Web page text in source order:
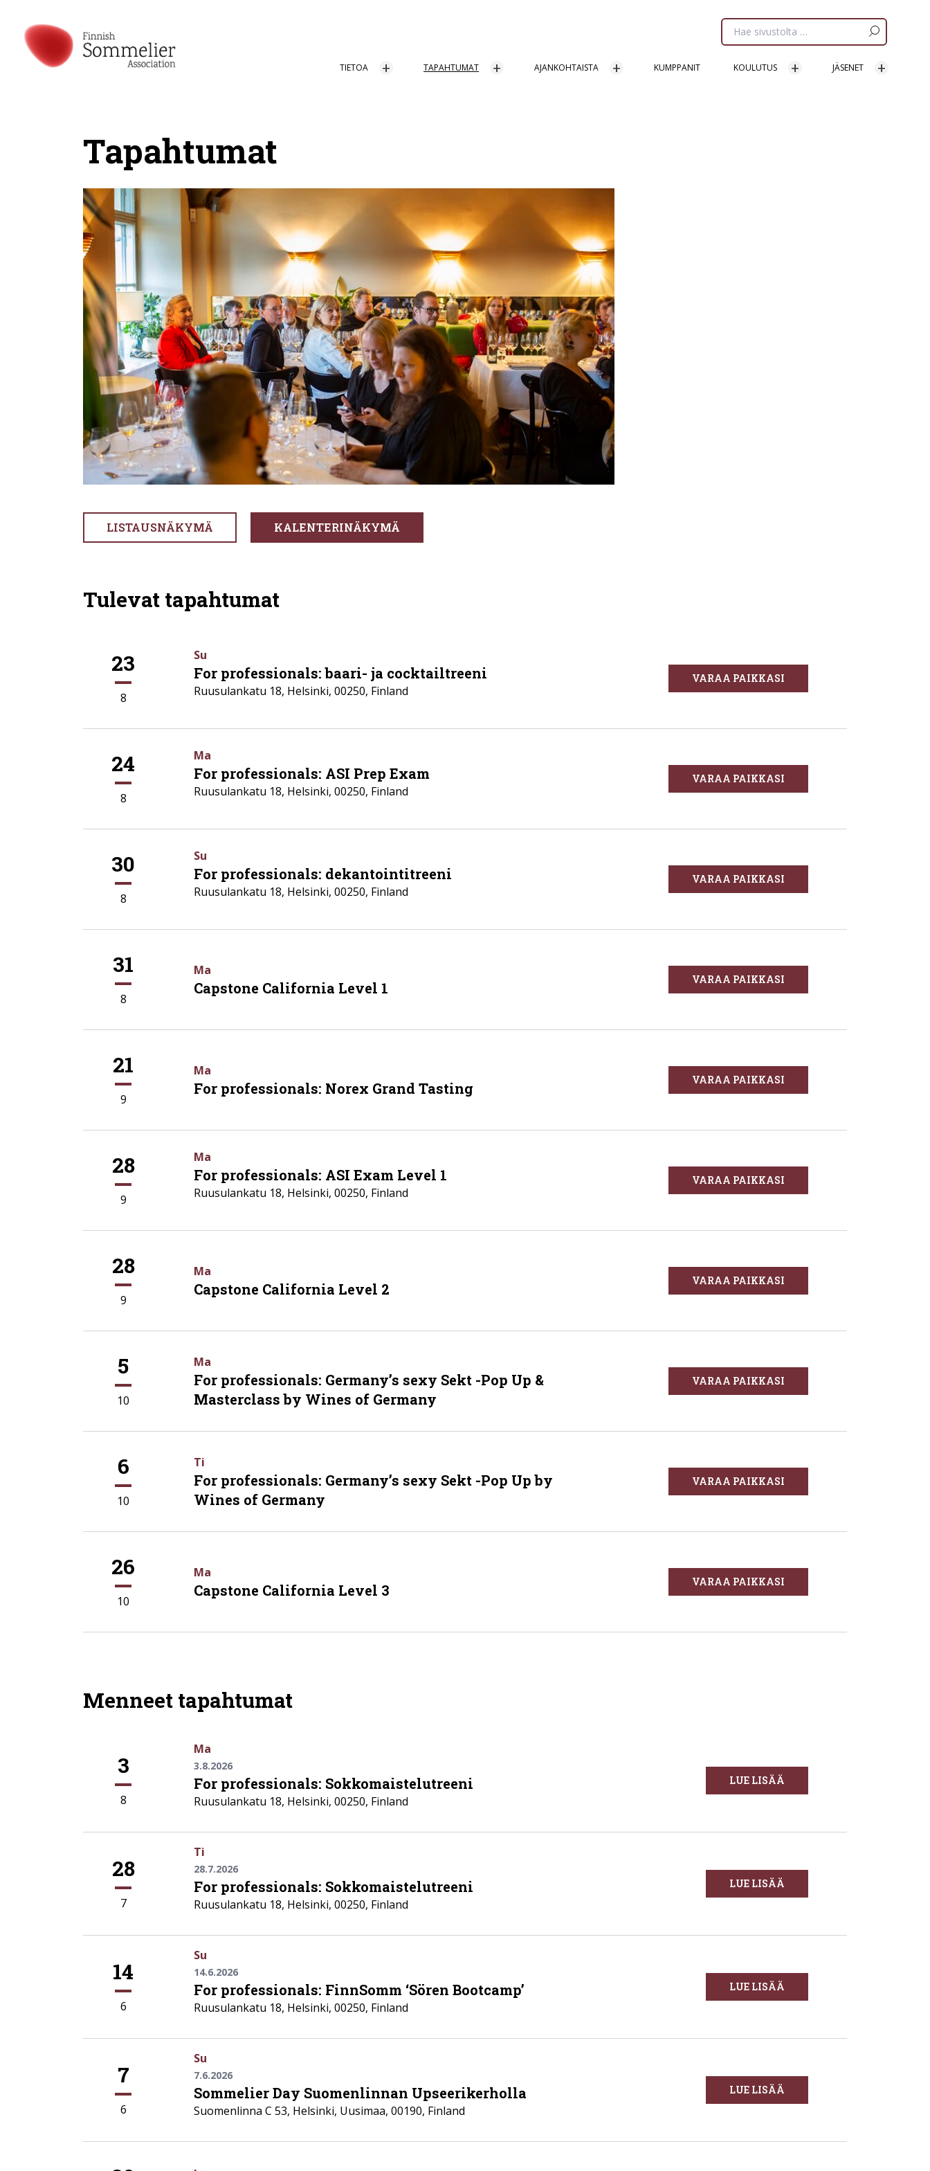
TIETOA TAPAHTUMAT AJANKOHTAISTA KUMPPANIT KOULUTUS JÄSENET
Etsi
sivua:
Tapahtumat
LISTAUSNÄKYMÄ KALENTERINÄKYMÄ
Tulevat tapahtumat
23
8
Su
For professionals: baari- ja cocktailtreeni
Ruusulankatu 18, Helsinki, 00250, Finland
VARAA PAIKKASI
24
8
Ma
For professionals: ASI Prep Exam
Ruusulankatu 18, Helsinki, 00250, Finland
VARAA PAIKKASI
30
8
Su
For professionals: dekantointitreeni
Ruusulankatu 18, Helsinki, 00250, Finland
VARAA PAIKKASI
31
8
Ma
Capstone California Level 1 VARAA PAIKKASI
21
9
Ma
For professionals: Norex Grand Tasting VARAA PAIKKASI
28
9
Ma
For professionals: ASI Exam Level 1
Ruusulankatu 18, Helsinki, 00250, Finland
VARAA PAIKKASI
28
9
Ma
Capstone California Level 2 VARAA PAIKKASI
5
10
Ma
For professionals: Germany’s sexy Sekt -Pop Up &
Masterclass by Wines of Germany
VARAA PAIKKASI
6
10
Ti
For professionals: Germany’s sexy Sekt -Pop Up by
Wines of Germany
VARAA PAIKKASI
26
10
Ma
Capstone California Level 3 VARAA PAIKKASI
Menneet tapahtumat
3
8
Ma
3.8.2026
For professionals: Sokkomaistelutreeni
Ruusulankatu 18, Helsinki, 00250, Finland
LUE LISÄÄ
28
7
Ti
28.7.2026
For professionals: Sokkomaistelutreeni
Ruusulankatu 18, Helsinki, 00250, Finland
LUE LISÄÄ
14
6
Su
14.6.2026
For professionals: FinnSomm ‘Sören Bootcamp’
Ruusulankatu 18, Helsinki, 00250, Finland
LUE LISÄÄ
7
6
Su
7.6.2026
Sommelier Day Suomenlinnan Upseerikerholla
Suomenlinna C 53, Helsinki, Uusimaa, 00190, Finland
LUE LISÄÄ